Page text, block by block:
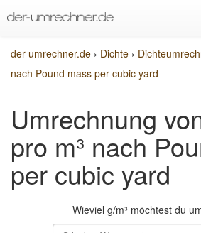
der-umrechner.de › Dichte ›
nach Pound mass per cubic yard
Umrechnung
pro m³ nach
per cubic yard
Wieviel g/m³ möchtest du